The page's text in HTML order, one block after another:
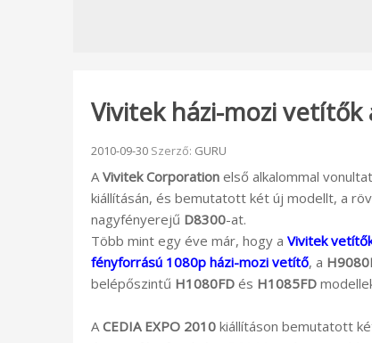
Vivitek házi-mozi vetítők
Beküldve:
2010-09-30 Szerző: GURU
A Vivitek Corporation első alkalommal
kiállításán, és bemutatott két új modellt, a
nagyfényerejű D8300-at.
Több mint egy éve már, hogy a Vivitek
fényforrású 1080p házi-mozi vetítő, a
belépőszintű H1080FD és H1085FD
A CEDIA EXPO 2010 kiállításon bemutatott